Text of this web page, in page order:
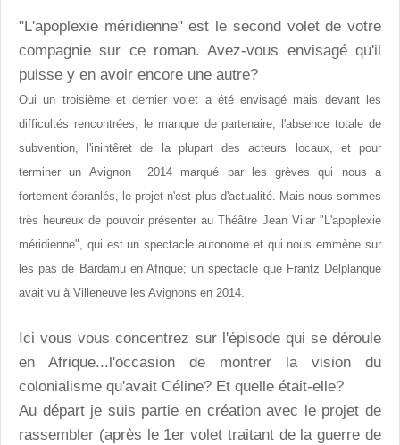
"L'apoplexie méridienne" est le second volet de votre
compagnie sur ce roman. Avez-vous envisagé qu'il
puisse y en avoir encore une autre?
Oui un troisième et dernier volet a été envisagé mais devant les
difficultés rencontrées, le manque de partenaire, l'absence totale de
subvention, l'inintêret de la plupart des acteurs locaux, et pour
terminer un Avignon 2014 marqué par les grèves qui nous a
fortement ébranlés, le projet n'est plus d'actualité. Mais nous sommes
très heureux de pouvoir présenter au Théâtre Jean Vilar "L'apoplexie
méridienne", qui est un spectacle autonome et qui nous emmène sur
les pas de Bardamu en Afrique; un spectacle que Frantz Delplanque
avait vu à Villeneuve les Avignons en 2014.
Ici vous vous concentrez sur l'épisode qui se déroule
en Afrique...l'occasion de montrer la vision du
colonialisme qu'avait Céline? Et quelle était-elle?
Au départ je suis partie en création avec le projet de
rassembler (après le 1er volet traitant de la guerre de